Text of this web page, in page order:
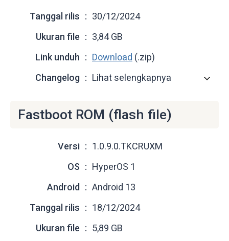
Tanggal rilis
30/12/2024
Ukuran file
3,84 GB
Link unduh
Download (.zip)
Changelog
Lihat selengkapnya
Fastboot ROM (flash file)
Versi
1.0.9.0.TKCRUXM
OS
HyperOS 1
Android
Android 13
Tanggal rilis
18/12/2024
Ukuran file
5,89 GB